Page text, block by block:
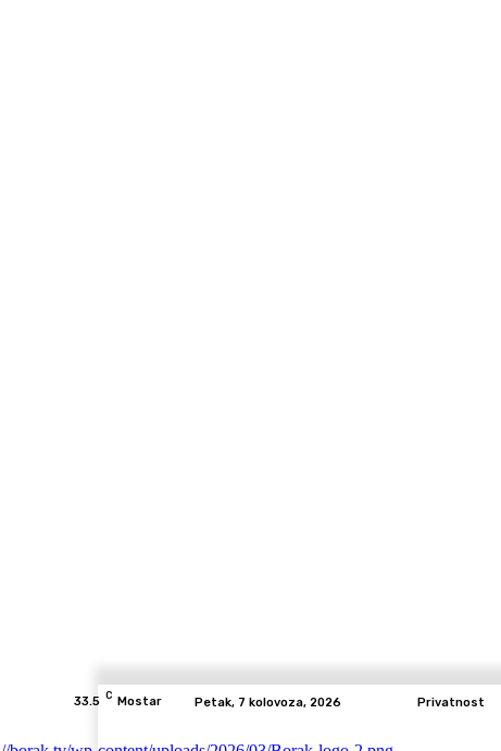
33.5 C Mostar Petak, 7 kolovoza, 2026 Privatnost